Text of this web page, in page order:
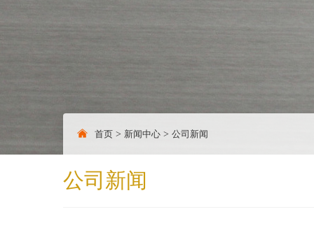
首页 > 新闻中心 > 公司新闻
公司新闻